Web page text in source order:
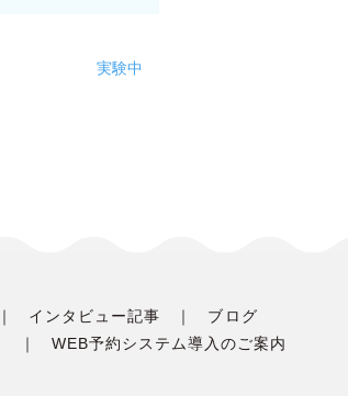
実験中
インタビュー記事
ブログ
WEB予約システム導入のご案内